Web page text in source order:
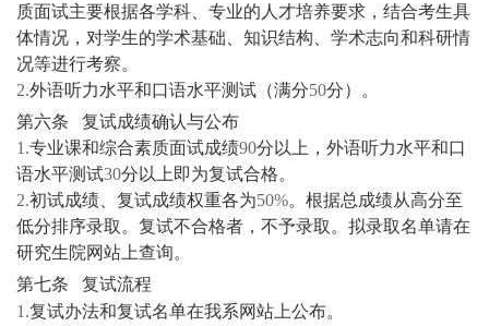
质面试主要根据各学科、专业的人才培养要求，结合考生具
体情况，对学生的学术基础、知识结构、学术志向和科研情
况等进行考察。
2.外语听力水平和口语水平测试（满分50分）。
第六条 复试成绩确认与公布
1.专业课和综合素质面试成绩90分以上，外语听力水平和口
语水平测试30分以上即为复试合格。
2.初试成绩、复试成绩权重各为50%。根据总成绩从高分至
低分排序录取。复试不合格者，不予录取。拟录取名单请在
研究生院网站上查询。
第七条
复试流程
1.复试办法和复试名单在我系网站上公布。